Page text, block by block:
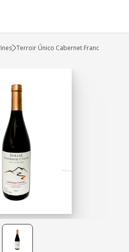
Terroir Único Cabernet Franc